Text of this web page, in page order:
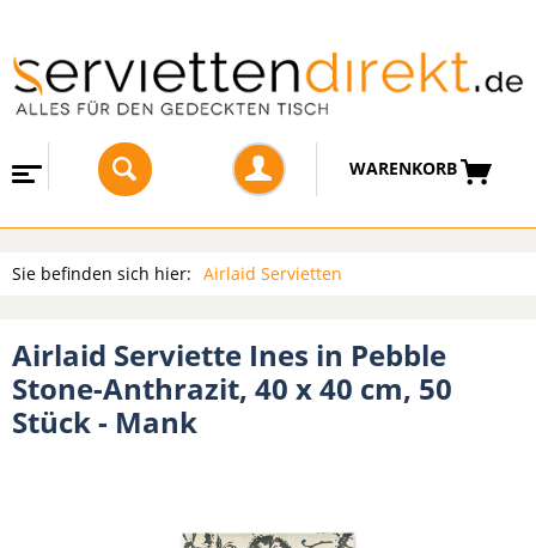
WARENKORB
Sie befinden sich hier: Airlaid Servietten
Airlaid Serviette Ines in Pebble
Stone-Anthrazit, 40 x 40 cm, 50
Stück - Mank